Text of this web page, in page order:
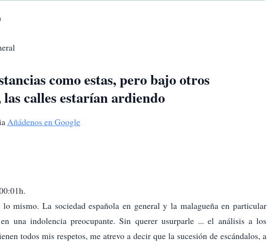
como estas, pero bajo otros
las calles estarían ardiendo
Añádenos en Google
mismo. La sociedad española en general y la malagueña en particular
una indolencia preocupante. Sin querer usurparle ... el análisis a los
todos mis respetos, me atrevo a decir que la sucesión de escándalos, a